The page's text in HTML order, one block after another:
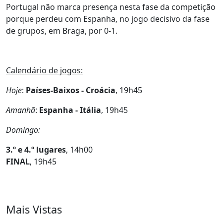
Portugal não marca presença nesta fase da competição
porque perdeu com Espanha, no jogo decisivo da fase
de grupos, em Braga, por 0-1.
Calendário de jogos:
Hoje: Países-Baixos - Croácia, 19h45
Amanhã: Espanha - Itália, 19h45
Domingo:
3.º e 4.º lugares, 14h00
FINAL, 19h45
Mais Vistas